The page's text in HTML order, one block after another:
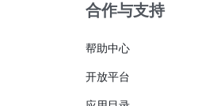
合作与支持
帮助中心
开放平台